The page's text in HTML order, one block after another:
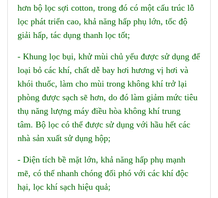
hơn bộ lọc sợi cotton, trong đó có một cấu trúc lỗ
lọc phát triển cao, khả năng hấp phụ lớn, tốc độ
giải hấp, tác dụng thanh lọc tốt;
- Khung lọc bụi, khử mùi chủ yếu được sử dụng để
loại bỏ các khí, chất dễ bay hơi hương vị hơi và
khói thuốc, làm cho mùi trong không khí trở lại
phòng được sạch sẽ hơn, do đó làm giảm mức tiêu
thụ năng lượng máy điều hòa không khí trung
tâm. Bộ lọc có thể được sử dụng với hầu hết các
nhà sản xuất sử dụng hộp;
- Diện tích bề mặt lớn, khả năng hấp phụ mạnh
mẽ, có thể nhanh chóng đối phó với các khí độc
hại, lọc khí sạch hiệu quả;